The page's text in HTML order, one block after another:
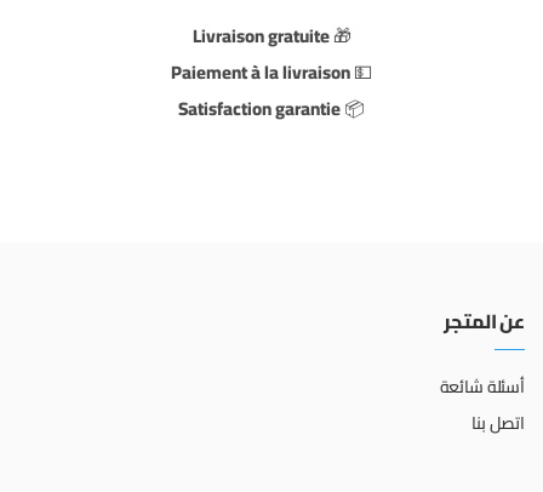
🎁
Livraison gratuite
💵
Paiement à la livraison
📦
Satisfaction garantie
عن المتجر
أسئلة شائعة
اتصل بنا